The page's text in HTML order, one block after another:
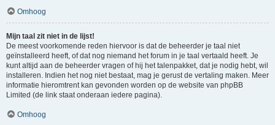
Omhoog
Mijn taal zit niet in de lijst!
De meest voorkomende reden hiervoor is dat de beheerder je taal niet
geïnstalleerd heeft, of dat nog niemand het forum in je taal vertaald heeft. Je
kunt altijd aan de beheerder vragen of hij het talenpakket, dat je nodig hebt, wil
installeren. Indien het nog niet bestaat, mag je gerust de vertaling maken. Meer
informatie hieromtrent kan gevonden worden op de website van phpBB
Limited (de link staat onderaan iedere pagina).
Omhoog